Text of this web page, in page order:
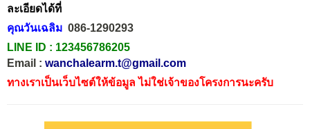
ละเอียดได้ที่
คุณวันเฉลิม 086-1290293
LINE ID : 123456786205
Email : wanchalearm.t@gmail.com
ทางเราเป็นเว็บไซต์ให้ข้อมูล ไม่ใช่เจ้าของโครงการนะครับ